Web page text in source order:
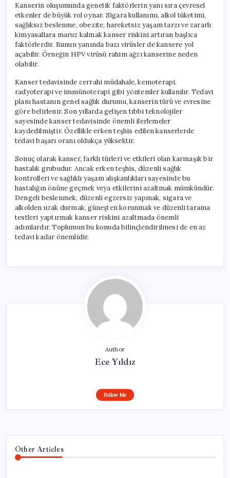
Kanserin oluşumunda genetik faktörlerin yanı sıra çevresel
etkenler de büyük rol oynar. Sigara kullanımı, alkol tüketimi,
sağlıksız beslenme, obezite, hareketsiz yaşam tarzı ve zararlı
kimyasallara maruz kalmak kanser riskini artıran başlıca
faktörlerdir. Bunun yanında bazı virüsler de kansere yol
açabilir. Örneğin HPV virüsü rahim ağzı kanserine neden
olabilir.
Kanser tedavisinde cerrahi müdahale, kemoterapi,
radyoterapi ve immünoterapi gibi yöntemler kullanılır. Tedavi
planı hastanın genel sağlık durumu, kanserin türü ve evresine
göre belirlenir. Son yıllarda gelişen tıbbi teknolojiler
sayesinde kanser tedavisinde önemli ilerlemeler
kaydedilmiştir. Özellikle erken teşhis edilen kanserlerde
tedavi başarı oranı oldukça yüksektir.
Sonuç olarak kanser, farklı türleri ve etkileri olan karmaşık bir
hastalık grubudur. Ancak erken teşhis, düzenli sağlık
kontrolleri ve sağlıklı yaşam alışkanlıkları sayesinde bu
hastalığın önüne geçmek veya etkilerini azaltmak mümkündür.
Dengeli beslenmek, düzenli egzersiz yapmak, sigara ve
alkolden uzak durmak, güneşten korunmak ve düzenli tarama
testleri yaptırmak kanser riskini azaltmada önemli
adımlardır. Toplumun bu konuda bilinçlendirilmesi de en az
tedavi kadar önemlidir.
Author
Ece Yıldız
Follow Me
Other Articles